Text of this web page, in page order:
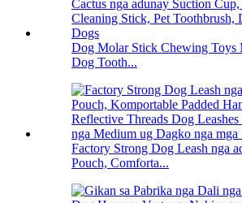
Dog Molar Stick Chewing Toys
Dog Tooth...
Factory Strong Dog Leash nga
Pouch, Comforta...